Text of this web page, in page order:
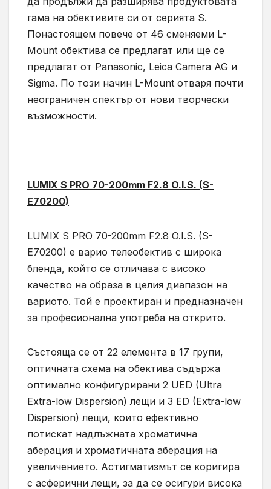
гама на обективите си от серията S.
Понастоящем повече от 46 сменяеми L-
Mount обектива се предлагат или ще се
предлагат от Panasonic, Leica Camera AG и
Sigma. По този начин L-Mount отваря почти
неограничен спектър от нови творчески
възможности.
LUMIX S PRO 70-200mm F2.8 O.I.S. (S-
E70200)
LUMIX S PRO 70-200mm F2.8 O.I.S. (S-
E70200) е варио телеобектив с широка
бленда, който се отличава с високо
качество на образа в целия диапазон на
вариото. Той е проектиран и предназначен
за професионална употреба на открито.
Състояща се от 22 елемента в 17 групи,
оптичната схема на обектива съдържа
оптимално конфигурирани 2 UED (Ultra
Extra-low Dispersion) лещи и 3 ED (Extra-low
Dispersion) лещи, които ефективно
потискат надлъжната хроматична
аберация и хроматичната аберация на
увеличението. Астигматизмът се коригира
с асферични лещи, за да се осигури висока